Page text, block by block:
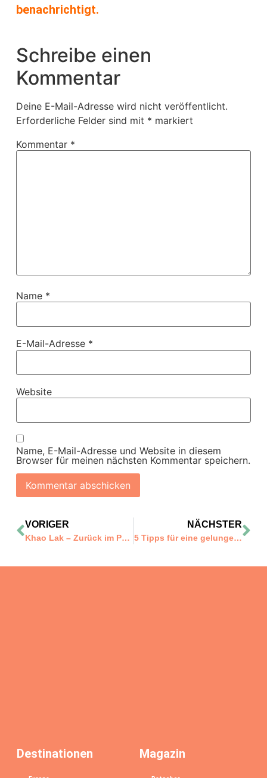
benachrichtigt.
Schreibe einen
Kommentar
Deine E-Mail-Adresse wird nicht veröffentlicht.
Erforderliche Felder sind mit * markiert
Kommentar *
Name *
E-Mail-Adresse *
Website
Name, E-Mail-Adresse und Website in diesem
Browser für meinen nächsten Kommentar speichern.
VORIGER
Khao Lak – Zurück im Paradies! (Reisebericht mit vielen Reisetipps)
NÄCHSTER
5 Tipps für eine gelungene Reise zum Karneval in Venedig
Destinationen Magazin